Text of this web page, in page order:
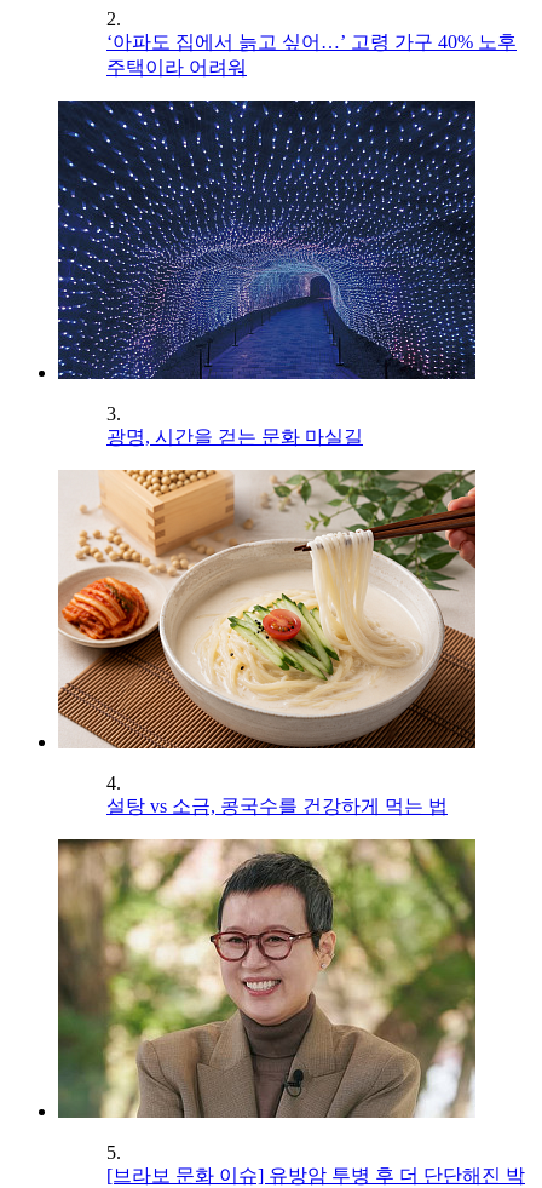
2.
‘아파도 집에서 늙고 싶어…’ 고령 가구 40% 노후
주택이라 어려워
3.
광명, 시간을 걷는 문화 마실길
4.
설탕 vs 소금, 콩국수를 건강하게 먹는 법
5.
[브라보 문화 이슈] 유방암 투병 후 더 단단해진 박